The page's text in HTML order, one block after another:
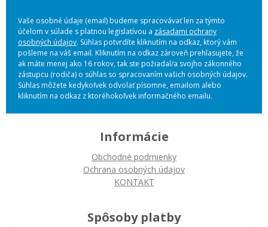
Vaše osobné údaje (email) budeme spracovávať len za týmto
účelom v súlade s platnou legislatívou a zásadami ochrany
osobných údajov. Súhlas potvrdíte kliknutím na odkaz, ktorý vám
pošleme na váš email. Kliknutím na odkaz zároveň prehlasujete, že
ak máte menej ako 16 rokov, tak ste požiadal/a svojho zákonného
zástupcu (rodiča) o súhlas so spracovaním vašich osobných údajov.
Súhlas môžete kedykoľvek odvolať písomne, emailom alebo
kliknutím na odkaz z ktoréhokoľvek informačného emailu.
Informácie
Obchodné podmienky
Ochrana osobných údajov
KONTAKT
Spôsoby platby